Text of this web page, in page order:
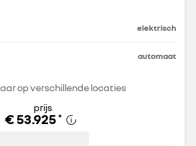
elektrisch
automaat
op verschillende locaties
prijs
€ 53.925 *